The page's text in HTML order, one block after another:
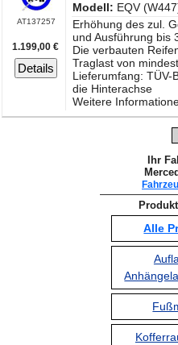
AT137257
1.199,00 €
Details
Modell: EQV
Erhöhung des zul.
und Ausführung bis
Die verbauten
Traglast von
Lieferumfang: TÜV-
die Hinterachse
Weitere
Ihr
Alle